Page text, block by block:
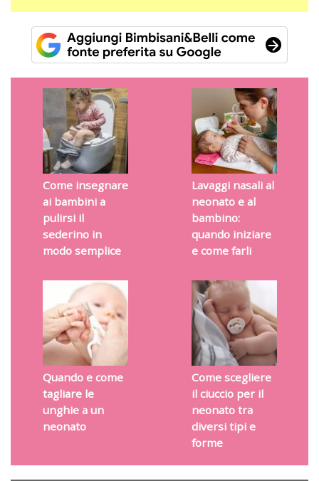
Come insegnare
ai bambini a
pulirsi il
sederino in
modo semplice
Lavaggi nasali al
neonato e al
bambino:
quando iniziare
e come farli
Quando e come
tagliare le
unghie a un
neonato
Come scegliere
il ciuccio per il
neonato tra
diversi tipi e
forme